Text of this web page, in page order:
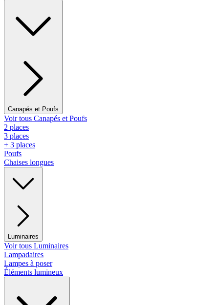
Canapés et Poufs
Voir tous Canapés et Poufs
2 places
3 places
+ 3 places
Poufs
Chaises longues
Luminaires
Voir tous Luminaires
Lampadaires
Lampes à poser
Éléments lumineux